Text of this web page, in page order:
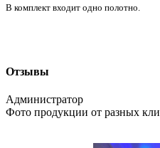
В комплект входит одно полотно.
Отзывы
Администратор
Фото продукции от разных